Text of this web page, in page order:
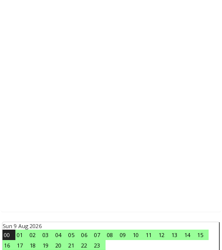
Sun 9 Aug 2026
00
01 02 03 04 05 06 07 08 09 10 11 12 13 14
15
16
17 18 19 20 21 22
23